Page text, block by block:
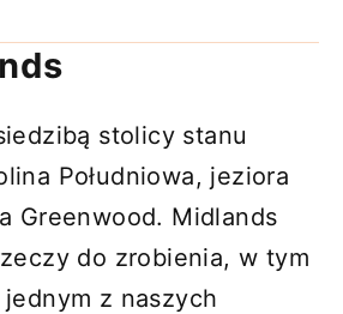
stolicy stanu
Południowa, jeziora
Greenwood. Midlands
do zrobienia, w tym
z naszych